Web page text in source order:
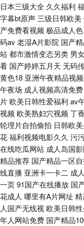
日本三级大全 久久福利
字幕bt原声 三级日韩欧美
产免费看视频 极品成人色
码av老湿A片影院 国产
站都市激情变态另类 男
看 国产婷婷五月天 无码
黄色18 亚洲午夜精品视频
午夜场 成人视频高清免费
片 欧美日韩性爱福利 av
视频 欧美熟妇穴视频 丁
轮理片自拍偷拍 日韩欧
花福利视频电影久久 污
在线吃瓜网站 成人岛国
精品推荐 国产精品一区
线直播 亚洲卡一卡二 成
一页91国产在线播放 国
花成人 哪里有A片网址
人国产无线视 欧美日韩
年人网站免费 国产精品